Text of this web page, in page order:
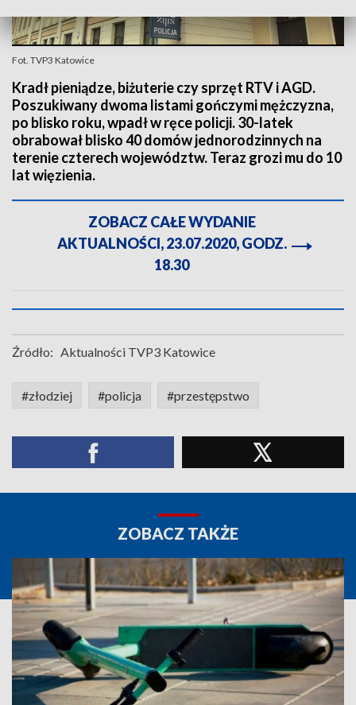
Fot. TVP3 Katowice
Kradł pieniądze, biżuterie czy sprzęt RTV i AGD.
Poszukiwany dwoma listami gończymi mężczyzna,
po blisko roku, wpadł w ręce policji. 30-latek
obrabował blisko 40 domów jednorodzinnych na
terenie czterech województw. Teraz grozi mu do 10
lat więzienia.
ZOBACZ CAŁE WYDANIE
AKTUALNOŚCI, 23.07.2020, GODZ.
18.30
Źródło: Aktualności TVP3 Katowice
#złodziej #policja #przestępstwo
ZOBACZ TAKŻE